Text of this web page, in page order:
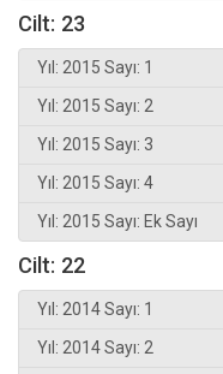
Cilt: 23
Yıl: 2015 Sayı: 1
Yıl: 2015 Sayı: 2
Yıl: 2015 Sayı: 3
Yıl: 2015 Sayı: 4
Yıl: 2015 Sayı: Ek Sayı
Cilt: 22
Yıl: 2014 Sayı: 1
Yıl: 2014 Sayı: 2